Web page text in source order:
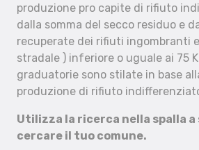
produzione pro capite di rifiuto
dalla somma del secco residuo e
recuperate dei rifiuti ingombranti
stradale ) inferiore o uguale ai 75
graduatorie sono stilate in base
produzione di rifiuto
Utilizza la ricerca nella spalla
cercare il tuo comune.